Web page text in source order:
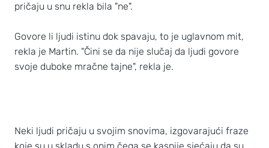
pričaju u snu rekla bila "ne".
Govore li ljudi istinu dok spavaju, to je uglavnom mit,
rekla je Martin. "Čini se da nije slučaj da ljudi govore
svoje duboke mračne tajne", rekla je.
Neki ljudi pričaju u svojim snovima, izgovarajući fraze